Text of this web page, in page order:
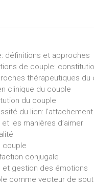
définitions et approches
de couple:
thérapeutiques du
clinique du couple
du couple
du lien: l'attachement
et les manières d’aimer
couple
conjugale
et gestion des émotions
comme vecteur de